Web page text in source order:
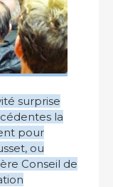
surprise
la
pour
ou
Conseil de